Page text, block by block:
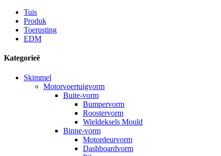
Tuis
Produk
Toerusting
EDM
Kategorieë
Skimmel
Motorvoertuigvorm
Buite-vorm
Bumpervorm
Roostervorm
Wieldeksels Mould
Binne-vorm
Motordeurvorm
Dashboardvorm